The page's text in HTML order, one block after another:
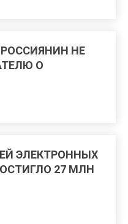
НЕ
О
ЭЛЕКТРОННЫХ
27 МЛН